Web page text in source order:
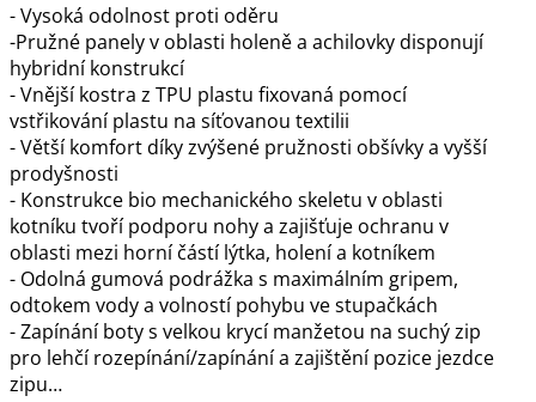
- Vysoká odolnost proti oděru
-Pružné panely v oblasti holeně a achilovky disponují
hybridní konstrukcí
- Vnější kostra z TPU plastu fixovaná pomocí
vstřikování plastu na síťovanou textilii
- Větší komfort díky zvýšené pružnosti obšívky a vyšší
prodyšnosti
- Konstrukce bio mechanického skeletu v oblasti
kotníku tvoří podporu nohy a zajišťuje ochranu v
oblasti mezi horní částí lýtka, holení a kotníkem
- Odolná gumová podrážka s maximálním gripem,
odtokem vody a volností pohybu ve stupačkách
- Zapínání boty s velkou krycí manžetou na suchý zip
pro lehčí rozepínání/zapínání a zajištění pozice jezdce
zipu…